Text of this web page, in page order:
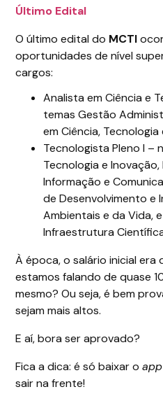
Último Edital
O último edital do MCTI
oportunidades de nível
cargos:
Analista em Ciência e
temas Gestão
em Ciência, Tecnologia
Tecnologista Pleno I –
Tecnologia e
Informação e
de Desenvolvimento e
Ambientais e da Vida,
Infraestrutura
À época, o salário inicial era
estamos falando de quase
mesmo? Ou seja, é bem
sejam mais altos.
E aí, bora ser aprovado?
Fica a dica: é só baixar oapp
sair na frente!